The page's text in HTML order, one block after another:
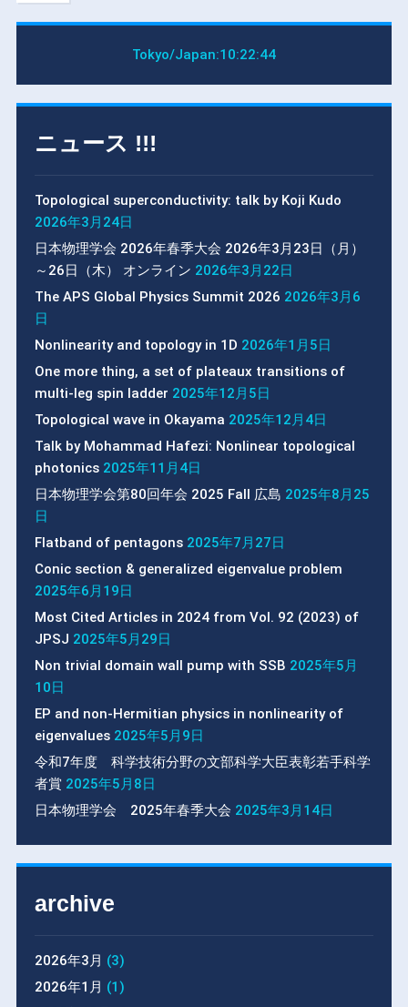
Tokyo/Japan:10:22:45
ニュース !!!
Topological superconductivity: talk by Koji Kudo
2026年3月24日
日本物理学会 2026年春季大会 2026年3月23日（月）
～26日（木） オンライン 2026年3月22日
The APS Global Physics Summit 2026 2026年3月6
日
Nonlinearity and topology in 1D 2026年1月5日
One more thing, a set of plateaux transitions of
multi-leg spin ladder 2025年12月5日
Topological wave in Okayama 2025年12月4日
Talk by Mohammad Hafezi: Nonlinear topological
photonics 2025年11月4日
日本物理学会第80回年会 2025 Fall 広島 2025年8月25
日
Flatband of pentagons 2025年7月27日
Conic section & generalized eigenvalue problem
2025年6月19日
Most Cited Articles in 2024 from Vol. 92 (2023) of
JPSJ 2025年5月29日
Non trivial domain wall pump with SSB 2025年5月
10日
EP and non-Hermitian physics in nonlinearity of
eigenvalues 2025年5月9日
令和7年度 科学技術分野の文部科学大臣表彰若手科学
者賞 2025年5月8日
日本物理学会 2025年春季大会 2025年3月14日
archive
2026年3月 (3)
2026年1月 (1)